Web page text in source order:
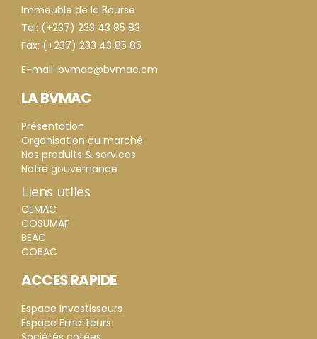
Immeuble de la Bourse
Tel: (+237) 233 43 85 83
Fax: (+237) 233 43 85 85
E-mail: bvmac@bvmac.cm
LA BVMAC
Présentation
Organisation du marché
Nos produits & services
Notre gouvernance
Liens utiles
CEMAC
COSUMAF
BEAC
COBAC
ACCES RAPIDE
Espace Investisseurs
Espace Emetteurs